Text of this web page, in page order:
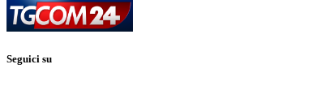
Seguici su